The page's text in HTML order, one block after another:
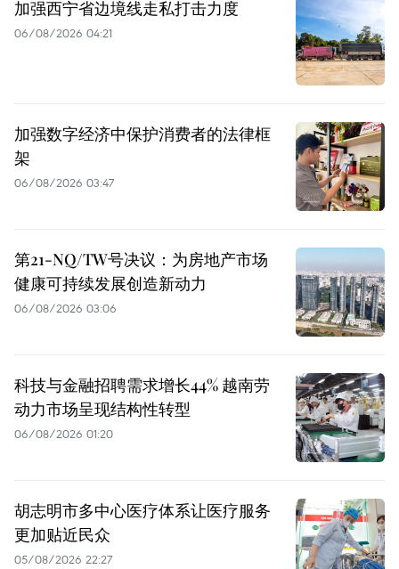
加强西宁省边境线走私打击力度
06/08/2026 04:21
加强数字经济中保护消费者的法律框
架
06/08/2026 03:47
第21-NQ/TW号决议：为房地产市场
健康可持续发展创造新动力
06/08/2026 03:06
科技与金融招聘需求增长44% 越南劳
动力市场呈现结构性转型
06/08/2026 01:20
胡志明市多中心医疗体系让医疗服务
更加贴近民众
05/08/2026 22:27